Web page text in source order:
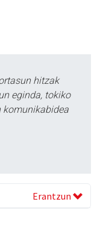
hitzak
eginda, tokiko
komunikabidea
Erantzun